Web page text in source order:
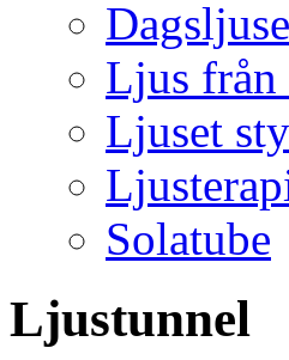
Ljus från
Ljuset
Solatube
Ljustunnel